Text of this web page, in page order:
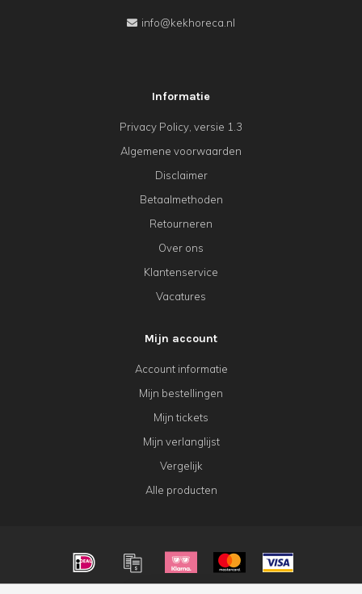
info@kekhoreca.nl
Informatie
Privacy Policy, versie 1.3
Algemene voorwaarden
Disclaimer
Betaalmethoden
Retourneren
Over ons
Klantenservice
Vacatures
Mijn account
Account informatie
Mijn bestellingen
Mijn tickets
Mijn verlanglijst
Vergelijk
Alle producten